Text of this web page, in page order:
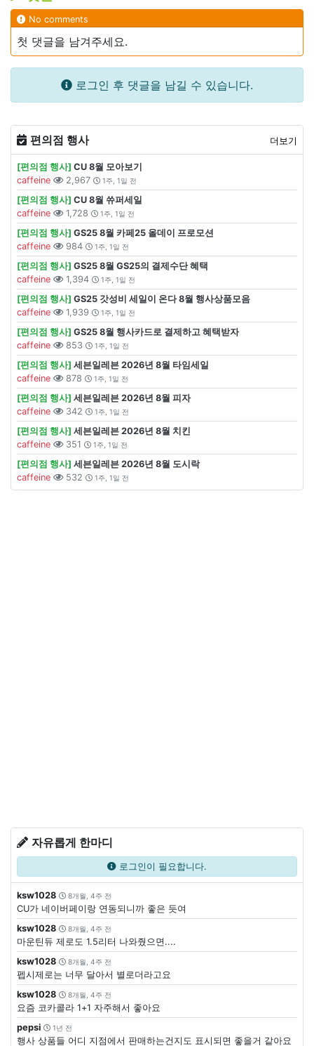
No comments
첫 댓글을 남겨주세요.
로그인 후 댓글을 남길 수 있습니다.
편의점 행사 더보기
[편의점 행사] CU 8월 모아보기
caffeine
2,967 1주, 1일 전
[편의점 행사] CU 8월 쓔퍼세일
caffeine
1,728 1주, 1일 전
[편의점 행사] GS25 8월 카페25 올데이 프로모션
caffeine
984 1주, 1일 전
[편의점 행사] GS25 8월 GS25의 결제수단 혜택
caffeine
1,394 1주, 1일 전
[편의점 행사] GS25 갓성비 세일이 온다 8월 행사상품모음
caffeine
1,939 1주, 1일 전
[편의점 행사] GS25 8월 행사카드로 결제하고 혜택받자
caffeine
853 1주, 1일 전
[편의점 행사] 세븐일레븐 2026년 8월 타임세일
caffeine
878 1주, 1일 전
[편의점 행사] 세븐일레븐 2026년 8월 피자
caffeine
342 1주, 1일 전
[편의점 행사] 세븐일레븐 2026년 8월 치킨
caffeine
351 1주, 1일 전
[편의점 행사] 세븐일레븐 2026년 8월 도시락
caffeine
532 1주, 1일 전
자유롭게 한마디
로그인이 필요합니다.
ksw1028 8개월, 4주 전
CU가 네이버페이랑 연동되니까 좋은 듯여
ksw1028
8개월, 4주 전
마운틴듀 제로도 1.5리터 나와줬으면....
ksw1028
8개월, 4주 전
펩시제로는 너무 달아서 별로더라고요
ksw1028
8개월, 4주 전
요즘 코카콜라 1+1 자주해서 좋아요
pepsi
1년 전
행사 상품들 어디 지점에서 판매하는건지도 표시되면 좋을거 같아요